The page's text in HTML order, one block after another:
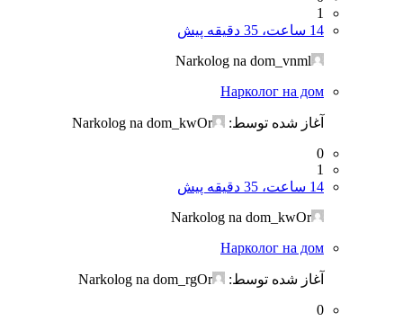
1
14 ساعت، 35 دقیقه پیش
Narkolog na dom_vnml
Нарколог на дом
آغاز شده توسط:
Narkolog na dom_kwOr
0
1
14 ساعت، 35 دقیقه پیش
Narkolog na dom_kwOr
Нарколог на дом
آغاز شده توسط:
Narkolog na dom_rgOr
0